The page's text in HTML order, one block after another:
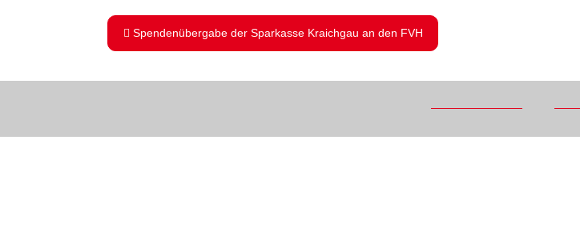
Spendenübergabe der Sparkasse Kraichgau an den FVH